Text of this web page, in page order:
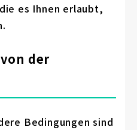
es Ihnen erlaubt,
der
Bedingungen sind